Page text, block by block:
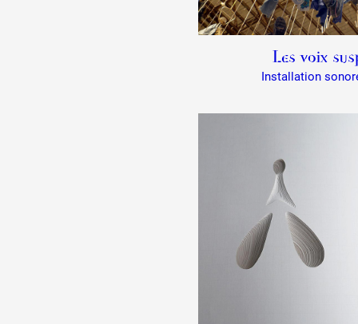
De A à Z
Année par année
Collection vidéos
Les voix
Installation